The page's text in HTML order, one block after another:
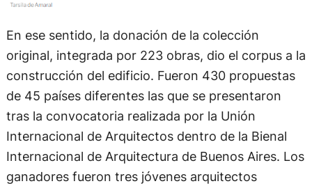
En ese sentido, la donación de la colección
original, integrada por 223 obras, dio el corpus a la
construcción del edificio. Fueron 430 propuestas
de 45 países diferentes las que se presentaron
tras la convocatoria realizada por la Unión
Internacional de Arquitectos dentro de la Bienal
Internacional de Arquitectura de Buenos Aires. Los
ganadores fueron tres jóvenes arquitectos